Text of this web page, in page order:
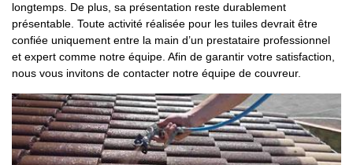
longtemps. De plus, sa présentation reste durablement
présentable. Toute activité réalisée pour les tuiles devrait être
confiée uniquement entre la main d’un prestataire professionnel
et expert comme notre équipe. Afin de garantir votre satisfaction,
nous vous invitons de contacter notre équipe de couvreur.